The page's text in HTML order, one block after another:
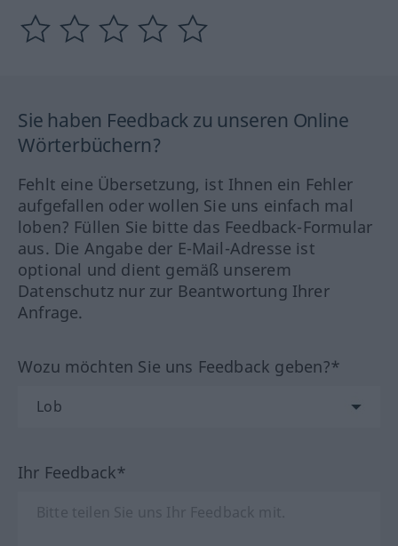
Sie haben Feedback zu unseren Online
Wörterbüchern?
Fehlt eine Übersetzung, ist Ihnen ein Fehler
aufgefallen oder wollen Sie uns einfach mal
loben? Füllen Sie bitte das Feedback-Formular
aus. Die Angabe der E-Mail-Adresse ist
optional und dient gemäß unserem
Datenschutz nur zur Beantwortung Ihrer
Anfrage.
Wozu möchten Sie uns Feedback geben?*
Ihr Feedback*